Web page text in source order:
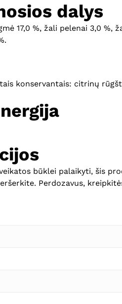
dalys
17,0 %, žali pelenai 3,0
konservantais: citrinų
būklei palaikyti, šis
Perdozavus,